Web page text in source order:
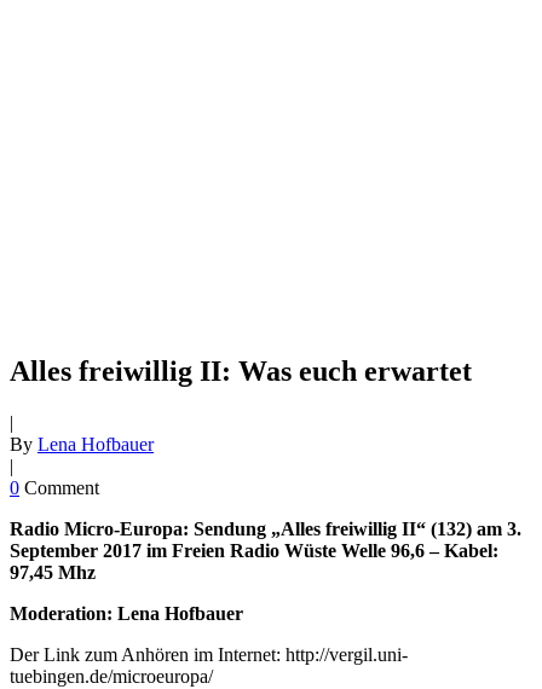
Alles freiwillig II: Was euch erwartet
|
By Lena Hofbauer
|
0 Comment
Radio Micro-Europa: Sendung „Alles freiwillig II“ (132) am 3.
September 2017 im Freien Radio Wüste Welle 96,6 – Kabel:
97,45 Mhz
Moderation: Lena Hofbauer
Der Link zum Anhören im Internet: http://vergil.uni-
tuebingen.de/microeuropa/